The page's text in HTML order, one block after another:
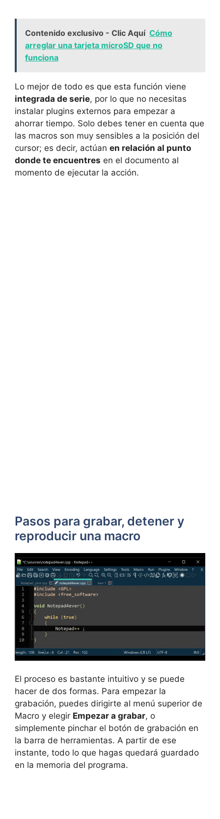
Contenido exclusivo - Clic Aquí Cómo
arreglar una tarjeta microSD que no
funciona
Lo mejor de todo es que esta función viene
integrada de serie, por lo que no necesitas
instalar plugins externos para empezar a
ahorrar tiempo. Solo debes tener en cuenta que
las macros son muy sensibles a la posición del
cursor; es decir, actúan en relación al punto
donde te encuentres en el documento al
momento de ejecutar la acción.
Pasos para grabar, detener y
reproducir una macro
El proceso es bastante intuitivo y se puede
hacer de dos formas. Para empezar la
grabación, puedes dirigirte al menú superior de
Macro y elegir Empezar a grabar, o
simplemente pinchar el botón de grabación en
la barra de herramientas. A partir de ese
instante, todo lo que hagas quedará guardado
en la memoria del programa.